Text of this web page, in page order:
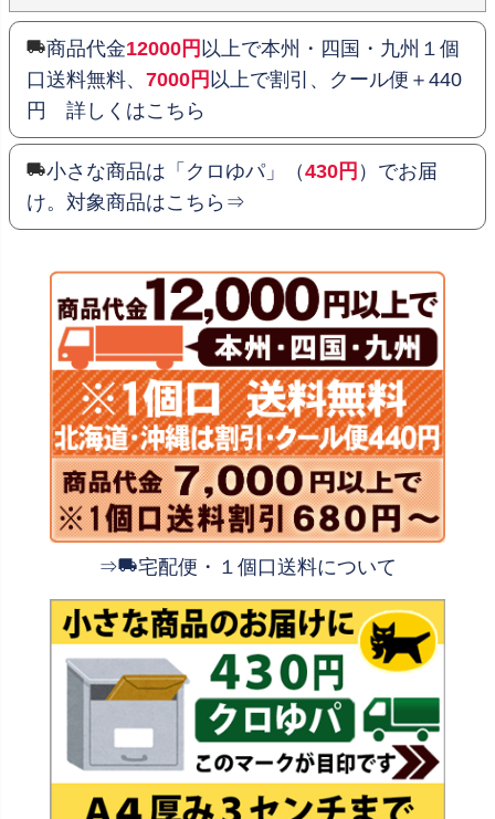
商品代金12000円 以上で本州・四国・九州１個
口送料無料、 7000円 以上で割引、クール便＋440
円 詳しくはこちら
小さな商品は「クロゆパ」（430円 ）でお届
け。対象商品はこちら⇒
⇒ 宅配便・１個口送料について